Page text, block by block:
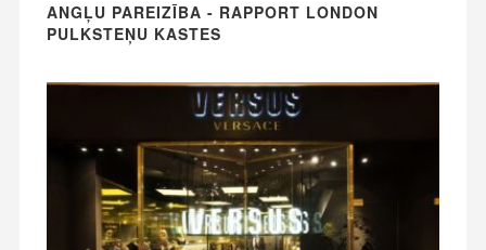
ANGĻU PAREIZĪBA - RAPPORT LONDON
PULKSTEŅU KASTES